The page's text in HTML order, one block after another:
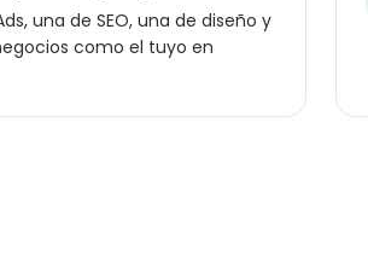
una de SEO, una de diseño y
como el tuyo en